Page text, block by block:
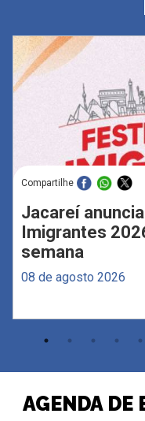
Compartilhe
Jacareí
Imigrantes
semana
08 de agosto 2026
AGENDA DE